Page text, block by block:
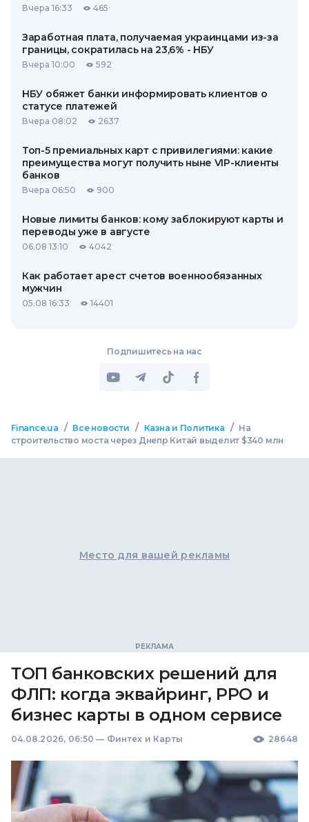
Вчера 16:33 465
Заработная плата, получаемая украинцами из-за
границы, сократилась на 23,6% - НБУ
Вчера 10:00 592
НБУ обяжет банки информировать клиентов о
статусе платежей
Вчера 08:02 2637
Топ-5 премиальных карт с привилегиями: какие
преимущества могут получить ныне VIP-клиенты
банков
Вчера 06:50 900
Новые лимиты банков: кому заблокируют карты и
переводы уже в августе
06.08 13:10 4042
Как работает арест счетов военнообязанных
мужчин
05.08 16:33 14401
Подпишитесь на нас
Finance.ua / Все новости / Казна и Политика / На
строительство моста через Днепр Китай выделит $340 млн
Место для вашей рекламы
ТОП банковских решений для
ФЛП: когда эквайринг, РРО и
бизнес карты в одном сервисе
04.08.2026, 06:50 — Финтех и Карты 28648